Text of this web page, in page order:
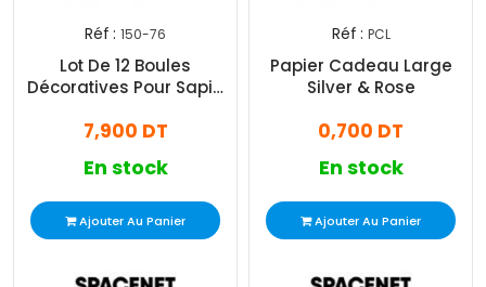
Réf : 150-76
Lot De 12 Boules
Décoratives Pour Sapin
7,900 DT
En stock
Ajouter Au Panier
Réf : PCL
Papier Cadeau Large
Silver & Rose
0,700 DT
En stock
Ajouter Au Panier